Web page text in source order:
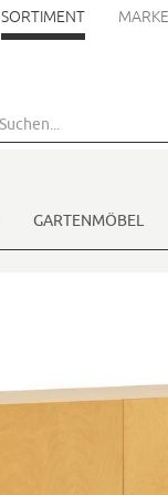
SORTIMENT
GARTENMÖBEL